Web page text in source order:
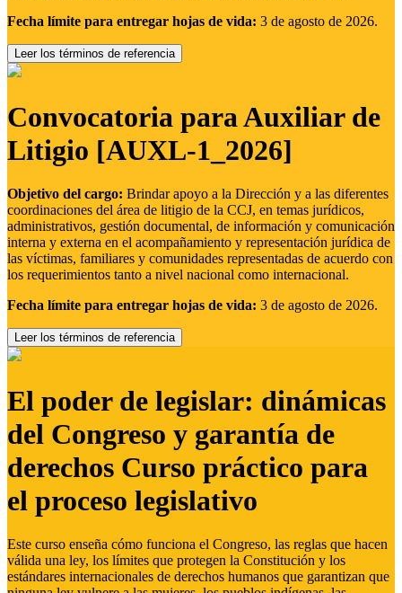
Fecha límite para entregar hojas de vida: 3 de agosto de 2026.
Leer los términos de referencia
Convocatoria para Auxiliar de
Litigio [AUXL-1_2026]
Objetivo del cargo: Brindar apoyo a la Dirección y a las diferentes
coordinaciones del área de litigio de la CCJ, en temas jurídicos,
administrativos, gestión documental, de información y comunicación
interna y externa en el acompañamiento y representación jurídica de
las víctimas, familiares y comunidades representadas de acuerdo con
los requerimientos tanto a nivel nacional como internacional.
Fecha límite para entregar hojas de vida: 3 de agosto de 2026.
Leer los términos de referencia
El poder de legislar: dinámicas
del Congreso y garantía de
derechos Curso práctico para
el proceso legislativo
Este curso enseña cómo funciona el Congreso, las reglas que hacen
válida una ley, los límites que protegen la Constitución y los
estándares internacionales de derechos humanos que garantizan que